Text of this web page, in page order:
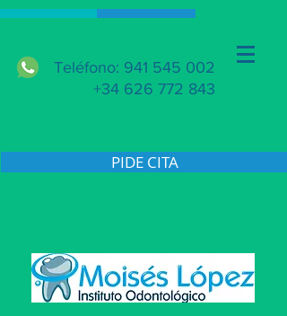
Teléfono: 941 545 002
+34 626 772 843
PIDE CITA